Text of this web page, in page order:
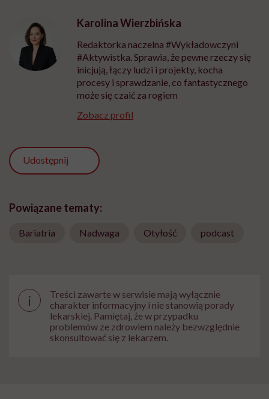
Karolina Wierzbińska
Redaktorka naczelna #Wykładowczyni
#Aktywistka. Sprawia, że pewne rzeczy się
inicjują, łączy ludzi i projekty, kocha
procesy i sprawdzanie, co fantastycznego
może się czaić za rogiem
Zobacz profil
Udostępnij
Powiązane tematy:
Bariatria Nadwaga Otyłość podcast
i
Treści zawarte w serwisie mają wyłącznie
charakter informacyjny i nie stanowią porady
lekarskiej. Pamiętaj, że w przypadku
problemów ze zdrowiem należy bezwzględnie
skonsultować się z lekarzem.